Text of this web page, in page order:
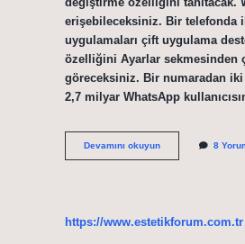
erişebileceksiniz. Bir telefonda
uygulamaları çift uygulama
özelliğini Ayarlar sekmesinden
göreceksiniz. Bir numaradan iki
2,7 milyar WhatsApp
Devamını okuyunWhatsapp
Çift
8
https://www.estetikforum.com.tr